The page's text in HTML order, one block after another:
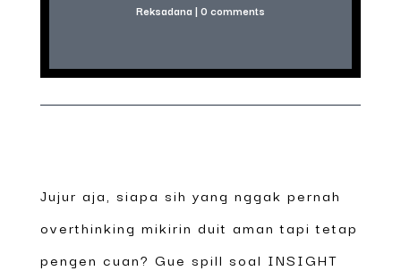
Reksadana | 0 comments
Jujur aja, siapa sih yang nggak pernah
overthinking mikirin duit aman tapi tetap
pengen cuan? Gue spill soal INSIGHT